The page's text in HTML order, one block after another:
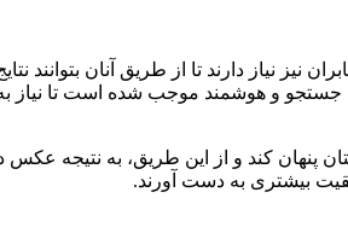
نیاز دارند تا از طریق آنان بتوانند
جستجو و هوشمند موجب شده است تا
پنهان کند و از این طریق، به نتیجه عکس
بیشتری به دست آورند.